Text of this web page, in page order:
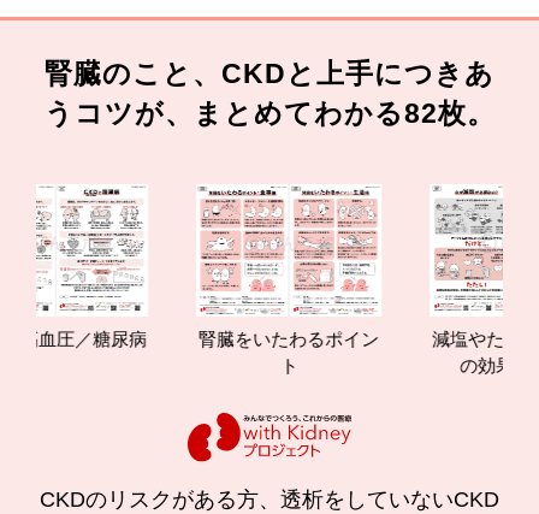
腎臓のこと、CKDと上手につきあ
うコツが、まとめてわかる82枚。
圧／糖尿病
腎臓をいたわるポイン
減塩やたんぱく質
の効果と重要性
CKDのリスクがある方、透析をしていないCKD